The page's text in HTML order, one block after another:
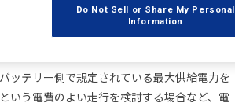
ッテリー側で規定されている最大供給電力を
いう電費のよい走行を検討する場合など、電
Do Not Sell or Share My Personal
Information